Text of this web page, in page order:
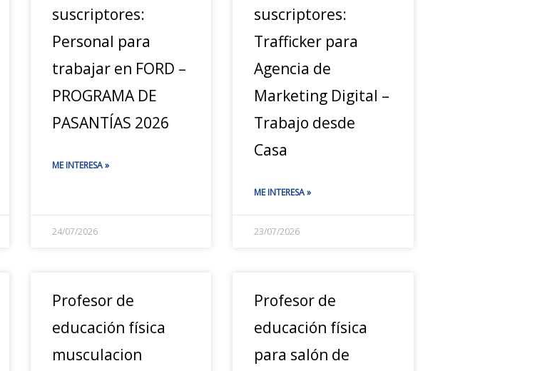
suscriptores:
Personal para
trabajar en FORD –
PROGRAMA DE
PASANTÍAS 2026
ME INTERESA »
24/07/2026
suscriptores:
Trafficker para
Agencia de
Marketing Digital –
Trabajo desde
Casa
ME INTERESA »
23/07/2026
Profesor de
educación física
musculacion
Profesor de
educación física
para salón de